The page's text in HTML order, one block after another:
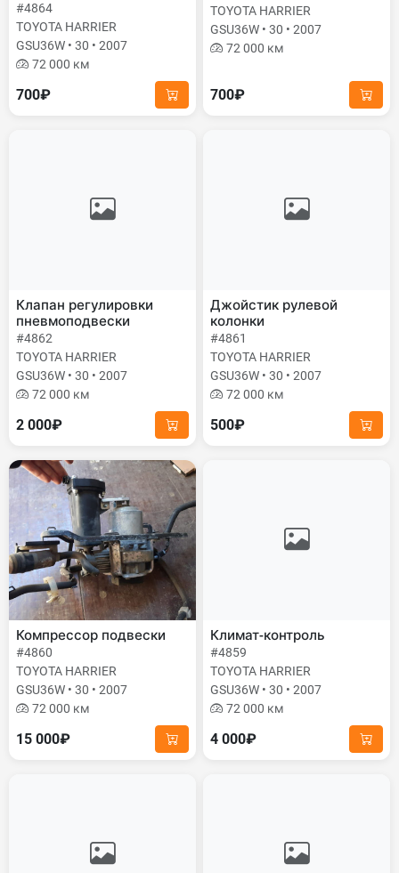
#4864
TOYOTA HARRIER
GSU36W • 30 • 2007
72 000 км
700₽
TOYOTA HARRIER
GSU36W • 30 • 2007
72 000 км
700₽
Клапан регулировки
пневмоподвески
#4862
TOYOTA HARRIER
GSU36W • 30 • 2007
72 000 км
2 000₽
Джойстик рулевой
колонки
#4861
TOYOTA HARRIER
GSU36W • 30 • 2007
72 000 км
500₽
Компрессор подвески
#4860
TOYOTA HARRIER
GSU36W • 30 • 2007
72 000 км
15 000₽
Климат-контроль
#4859
TOYOTA HARRIER
GSU36W • 30 • 2007
72 000 км
4 000₽